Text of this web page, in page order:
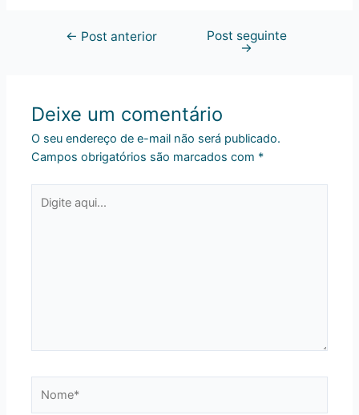
← Post anterior Post seguinte
→
Deixe um comentário
O seu endereço de e-mail não será publicado.
Campos obrigatórios são marcados com *
aqui...